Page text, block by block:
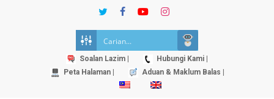
twitterfacebookyoutubeinstagram
Soalan Lazim |
Hubungi Kami |
Peta Halaman |
Aduan & Maklum Balas |